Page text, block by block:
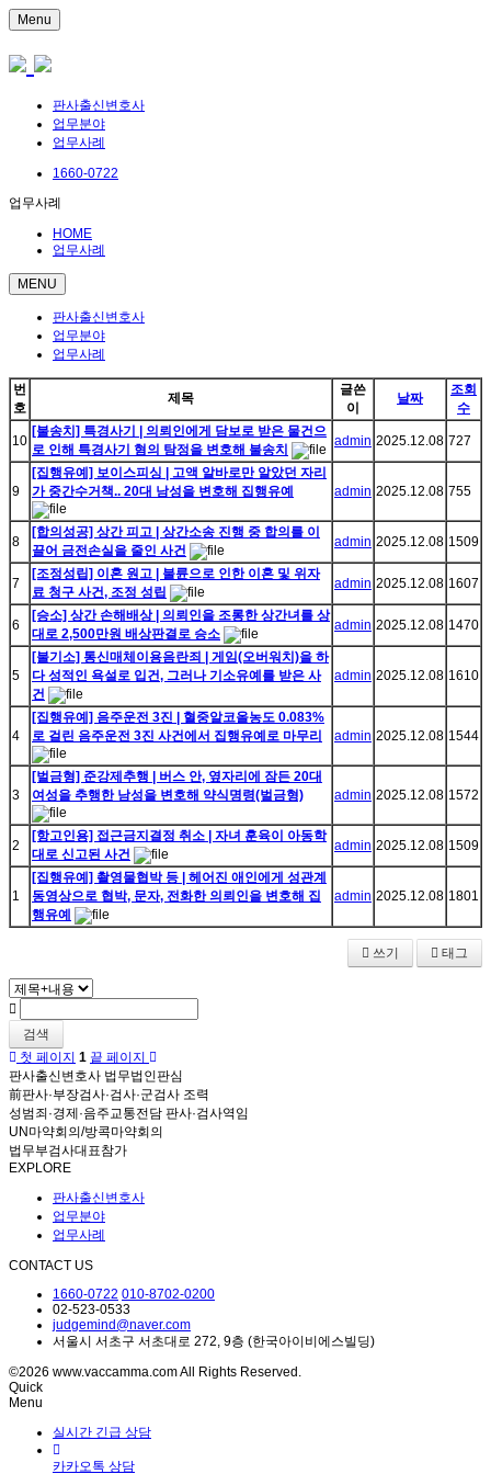
Menu
판사출신변호사
업무분야
업무사례
1660-0722
업무사례
HOME
업무사례
MENU
판사출신변호사
업무분야
업무사례
번
호
제목
글쓴
이
날짜
조회
수
10
[불송치] 특경사기 | 의뢰인에게 담보로 받은 물건으
로 인해 특경사기 혐의 탐정을 변호해 불송치
admin 2025.12.08 727
9
[집행유예] 보이스피싱 | 고액 알바로만 알았던 자리
가 중간수거책.. 20대 남성을 변호해 집행유예
admin 2025.12.08 755
8
[합의성공] 상간 피고 | 상간소송 진행 중 합의를 이
끌어 금전손실을 줄인 사건
admin 2025.12.08 1509
7
[조정성립] 이혼 원고 | 불륜으로 인한 이혼 및 위자
료 청구 사건, 조정 성립
admin 2025.12.08 1607
6
[승소] 상간 손해배상 | 의뢰인을 조롱한 상간녀를 상
대로 2,500만원 배상판결로 승소
admin 2025.12.08 1470
5
[불기소] 통신매체이용음란죄 | 게임(오버워치)을 하
다 성적인 욕설로 입건, 그러나 기소유예를 받은 사
건
admin 2025.12.08 1610
4
[집행유예] 음주운전 3진 | 혈중알코올농도 0.083%
로 걸린 음주운전 3진 사건에서 집행유예로 마무리
admin 2025.12.08 1544
3
[벌금형] 준강제추행 | 버스 안, 옆자리에 잠든 20대
여성을 추행한 남성을 변호해 약식명령(벌금형)
admin 2025.12.08 1572
2
[항고인용] 접근금지결정 취소 | 자녀 훈육이 아동학
대로 신고된 사건
admin 2025.12.08 1509
1
[집행유예] 촬영물협박 등 | 헤어진 애인에게 성관계
동영상으로 협박, 문자, 전화한 의뢰인을 변호해 집
행유예
admin 2025.12.08 1801
쓰기 태그
검색
첫 페이지 1 끝 페이지
판사출신변호사 법무법인판심
前판사·부장검사·검사·군검사 조력
성범죄·경제·음주교통전담 판사·검사역임
UN마약회의/방콕마약회의
법무부검사대표참가
EXPLORE
판사출신변호사
업무분야
업무사례
CONTACT US
1660-0722 010-8702-0200
02-523-0533
judgemind@naver.com
서울시 서초구 서초대로 272, 9층 (한국아이비에스빌딩)
©2026 www.vaccamma.com All Rights Reserved.
Quick
Menu
실시간 긴급 상담
카카오톡 상담